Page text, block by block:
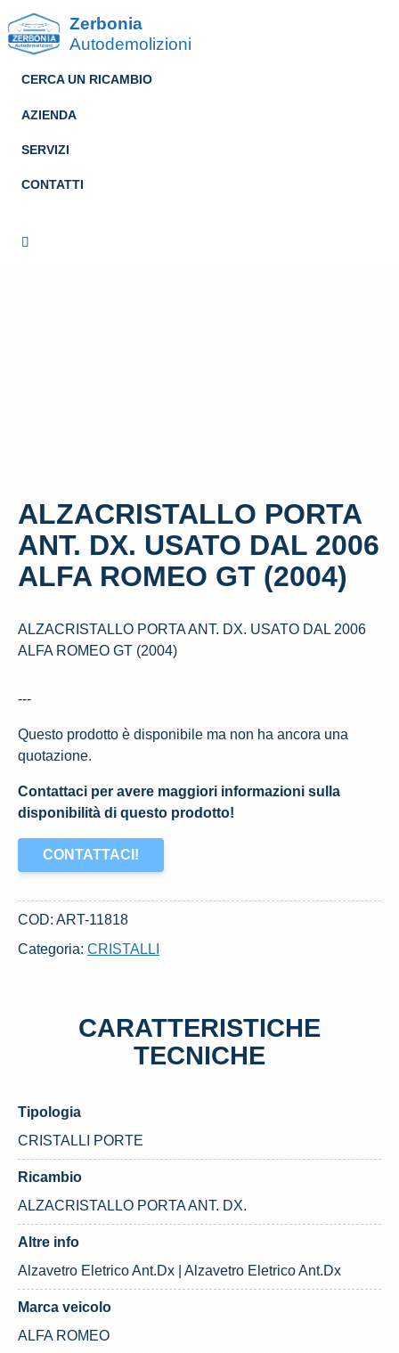
Zerbonia
Autodemolizioni
CERCA UN RICAMBIO
AZIENDA
SERVIZI
CONTATTI
ALZACRISTALLO PORTA
ANT. DX. USATO DAL 2006
ALFA ROMEO GT (2004)
ALZACRISTALLO PORTA ANT. DX. USATO DAL 2006
ALFA ROMEO GT (2004)
---
Questo prodotto è disponibile ma non ha ancora una
quotazione.
Contattaci per avere maggiori informazioni sulla
disponibilità di questo prodotto!
CONTATTACI!
COD: ART-11818
Categoria: CRISTALLI
CARATTERISTICHE
TECNICHE
Tipologia
CRISTALLI PORTE
Ricambio
ALZACRISTALLO PORTA ANT. DX.
Altre info
Alzavetro Eletrico Ant.Dx | Alzavetro Eletrico Ant.Dx
Marca veicolo
ALFA ROMEO